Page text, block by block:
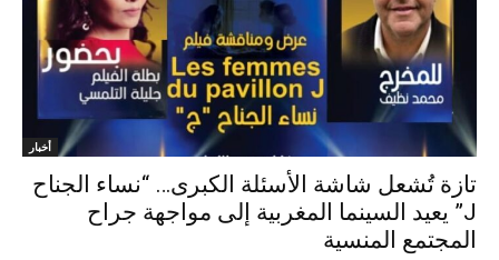
أخبار
تازة تُشعل شاشة الأسئلة الكبرى… “نساء الجناح
J” يعيد السينما المغربية إلى مواجهة جراح
المجتمع المنسية